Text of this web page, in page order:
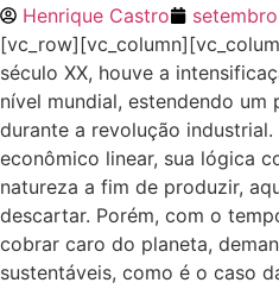
Henrique Castro
século XX, houve a
nível mundial, estendendo um
durante a revolução
econômico linear, sua lógica
natureza a fim de produzir,
descartar. Porém, com o
cobrar caro do planeta,
sustentáveis, como é o caso